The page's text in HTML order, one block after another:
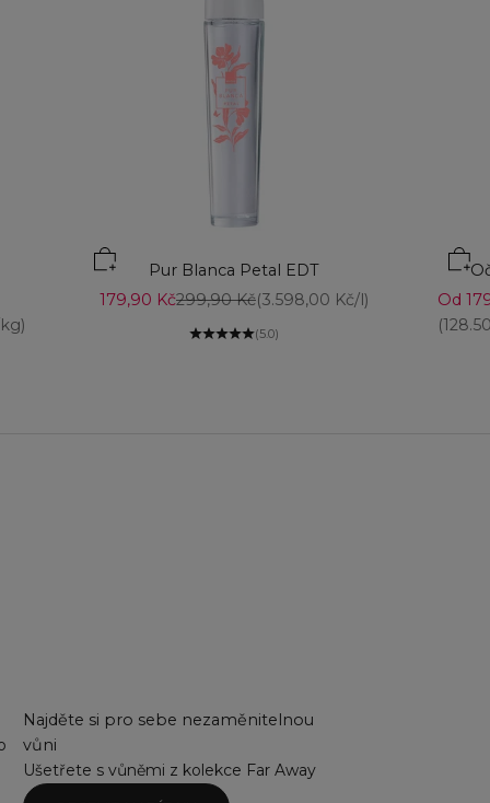
Pur Blanca Petal EDT
Prodejní cena
179,90 KčBěžná cena
299,90 Kč(3.598,00 Kč/l)
(5.0)
Od
Najděte si pro sebe nezaměnitelnou
vůni
Ušetřete s vůněmi z kolekce Far Away